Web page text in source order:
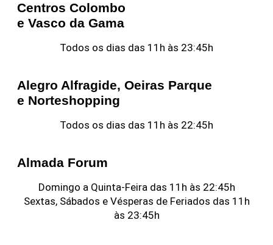
Centros Colombo
e Vasco da Gama
Todos os dias das 11h às 23:45h
Alegro Alfragide, Oeiras Parque
e Norteshopping
Todos os dias das 11h às 22:45h
Almada Forum
Domingo a Quinta-Feira das 11h às 22:45h
Sextas, Sábados e Vésperas de Feriados das 11h
às 23:45h